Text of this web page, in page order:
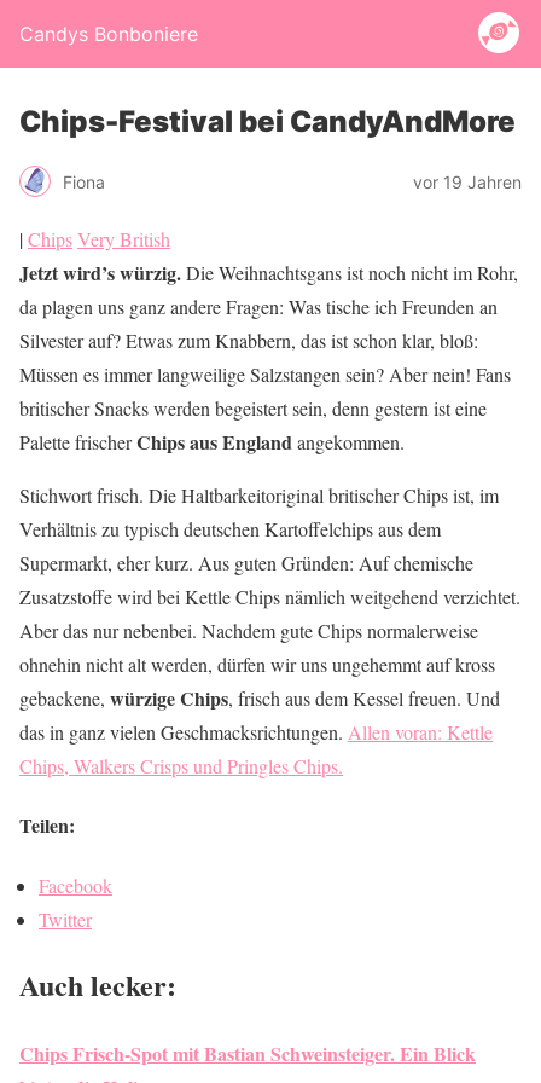
Candys Bonboniere
Chips-Festival bei CandyAndMore
Fiona vor 19 Jahren
|ChipsVery British
Jetzt wird’s würzig.Die Weihnachtsgans ist noch nicht im Rohr,
da plagen uns ganz andere Fragen: Was tische ich Freunden an
Silvester auf? Etwas zum Knabbern, das ist schon klar, bloß:
Müssen es immer langweilige Salzstangen sein? Aber nein! Fans
britischer Snacks werden begeistert sein, denn gestern ist eine
Palette frischerChips aus Englandangekommen.
Stichwort frisch. Die Haltbarkeitoriginal britischer Chips ist, im
Verhältnis zu typisch deutschen Kartoffelchips aus dem
Supermarkt, eher kurz. Aus guten Gründen: Auf chemische
Zusatzstoffe wird bei Kettle Chips nämlich weitgehend verzichtet.
Aber das nur nebenbei. Nachdem gute Chips normalerweise
ohnehin nicht alt werden, dürfen wir uns ungehemmt auf kross
gebackene, würzige Chips, frisch aus dem Kessel freuen. Und
das in ganz vielen Geschmacksrichtungen. Allen voran: Kettle
Chips, Walkers Crisps und Pringles Chips.
Teilen:
Facebook
Twitter
Auch lecker:
Chips Frisch-Spot mit Bastian Schweinsteiger. Ein Blick